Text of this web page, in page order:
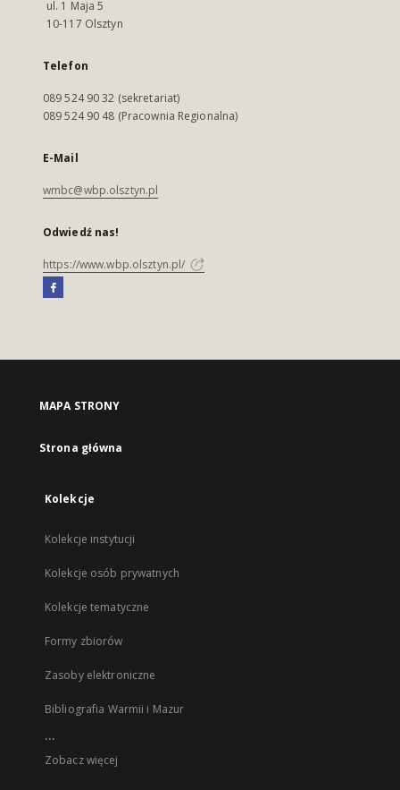
ul. 1 Maja 5
10-117 Olsztyn
Telefon
089 524 90 32 (sekretariat)
089 524 90 48 (Pracownia Regionalna)
E-Mail
wmbc@wbp.olsztyn.pl
Odwiedź nas!
https://www.wbp.olsztyn.pl/
MAPA STRONY
Strona główna
Kolekcje
Kolekcje instytucji
Kolekcje osób prywatnych
Kolekcje tematyczne
Formy zbiorów
Zasoby elektroniczne
Bibliografia Warmii i Mazur
...
Zobacz więcej